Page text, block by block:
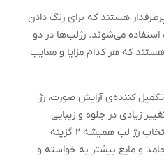
هستند که برای رنگ دادن
می‌شوند. رژلب‌ها در دو
که هر کدام مزایا و معایب
کننده‌ی آرایش صورت، رژ
زیادی در جلوه‌ و زیبایی
صورت شما ایجاد کند و برای انتخاب رژ لب همیشه ۲ گزینه
و مایع بیشتر به خواسته و